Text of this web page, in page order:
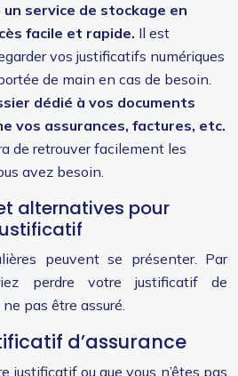
service de stockage en
facile et rapide. Il est
vos justificatifs numériques
de main en cas de besoin.
dédié à vos documents
vos assurances, factures, etc.
de retrouver facilement les
avez besoin.
alternatives pour
peuvent se présenter. Par
perdre votre justificatif de
pas être assuré.
d’assurance
justificatif ou que vous n’êtes pas